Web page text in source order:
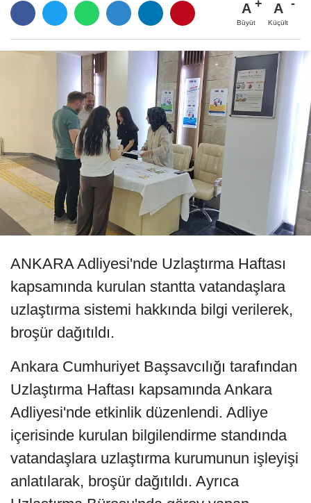
A
Büyüt
A
Küçült
ANKARA Adliyesi'nde Uzlaştırma Haftası
kapsamında kurulan stantta vatandaşlara
uzlaştırma sistemi hakkında bilgi verilerek,
broşür dağıtıldı.
Ankara Cumhuriyet Başsavcılığı tarafından
Uzlaştırma Haftası kapsamında Ankara
Adliyesi'nde etkinlik düzenlendi. Adliye
içerisinde kurulan bilgilendirme standında
vatandaşlara uzlaştırma kurumunun işleyişi
anlatılarak, broşür dağıtıldı. Ayrıca